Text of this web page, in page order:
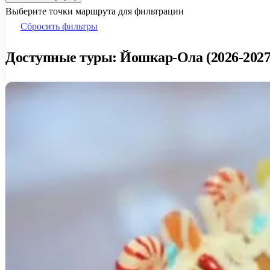
Выберите точки маршрута для фильтрации
Сбросить фильтры
Доступные туры: Йошкар-Ола (2026-